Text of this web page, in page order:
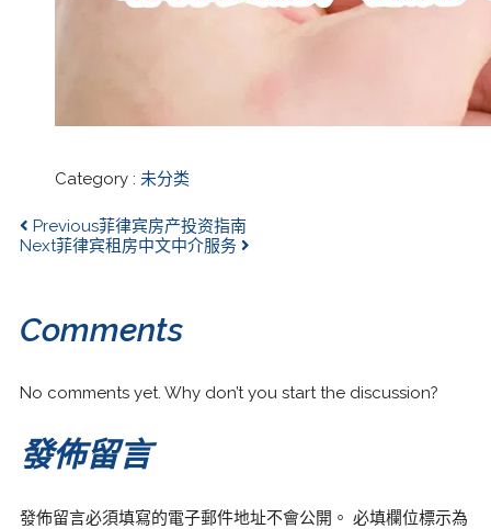
Category : 未分类
Previous菲律宾房产投资指南
Next菲律宾租房中文中介服务
Comments
No comments yet. Why don’t you start the discussion?
發佈留言
發佈留言必須填寫的電子郵件地址不會公開。 必填欄位標示為